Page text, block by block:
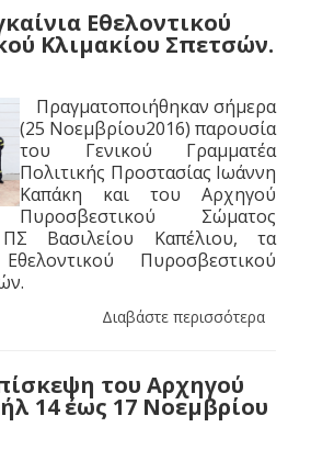
Εθελοντικού
Κλιμακίου Σπετσών.
Πραγματοποιήθηκαν σήμερα
(25 Νοεμβρίου2016) παρουσία
του Γενικού Γραμματέα
Πολιτικής Προστασίας Ιωάννη
Καπάκη και του Αρχηγού
Πυροσβεστικού Σώματος
ΠΣ Βασιλείου Καπέλιου, τα
Πυροσβεστικού
Διαβάστε περισσότερα
του Αρχηγού
14 έως 17 Νοεμβρίου